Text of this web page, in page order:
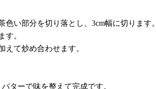
い部分を切り落とし、3cm幅に切ります。
す。
て炒め合わせます。
ターで味を整えて完成です。